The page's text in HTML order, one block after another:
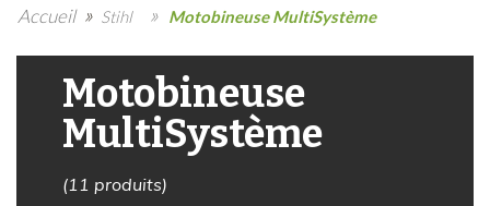
Accueil » Stihl » Motobineuse MultiSystème
Motobineuse
MultiSystème
(11 produits)